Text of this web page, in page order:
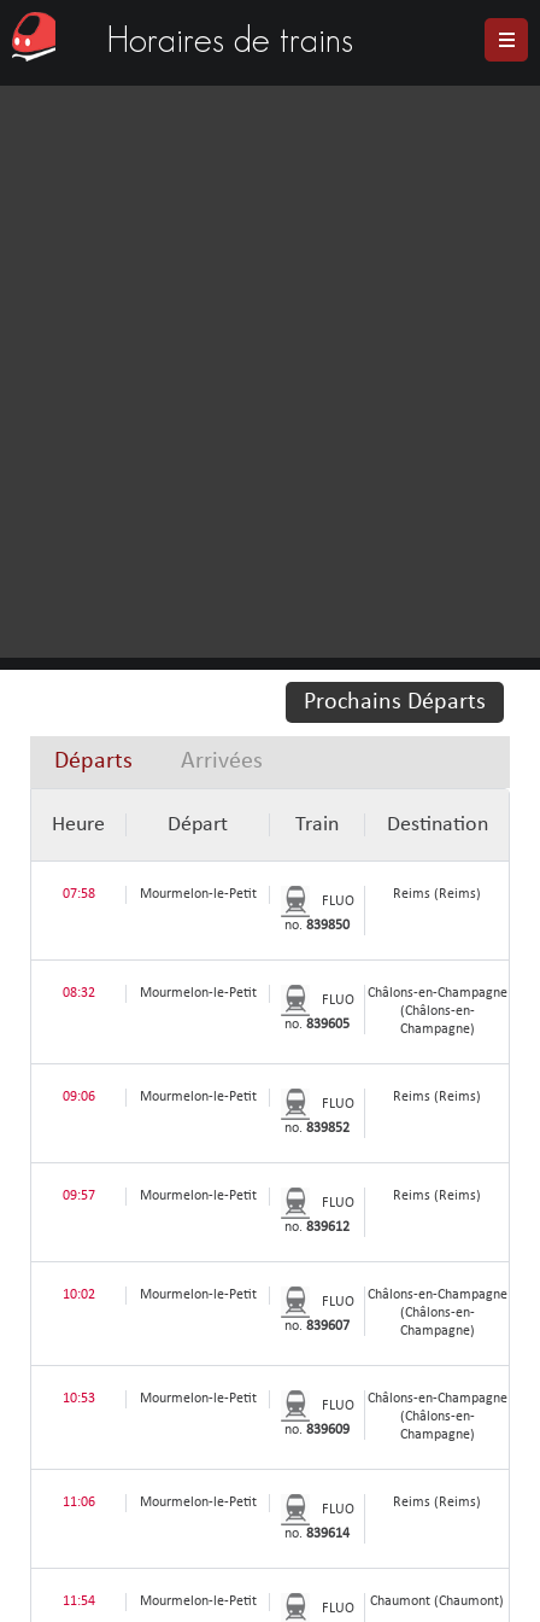
Horaires de trains
Prochains Départs
Départs Arrivées
Heure Départ Train Destination
07:58 Mourmelon-le-Petit
FLUO
no.839850
Reims (Reims)
08:32 Mourmelon-le-Petit
FLUO
no.839605
Châlons-en-Champagne
(Châlons-en-
Champagne)
09:06 Mourmelon-le-Petit
FLUO
no.839852
Reims (Reims)
09:57 Mourmelon-le-Petit
FLUO
no.839612
Reims (Reims)
10:02 Mourmelon-le-Petit
FLUO
no.839607
Châlons-en-Champagne
(Châlons-en-
Champagne)
10:53 Mourmelon-le-Petit
FLUO
no.839609
Châlons-en-Champagne
(Châlons-en-
Champagne)
11:06 Mourmelon-le-Petit
FLUO
no.839614
Reims (Reims)
11:54 Mourmelon-le-Petit FLUO Chaumont (Chaumont)